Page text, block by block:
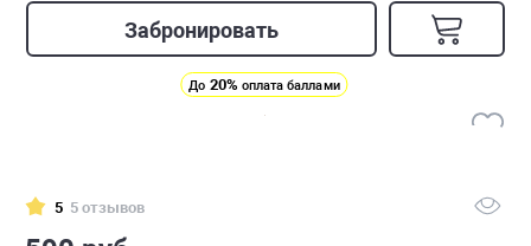
Забронировать
До 20% оплата баллами
5 5 отзывов